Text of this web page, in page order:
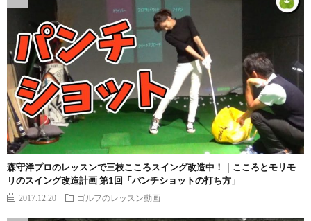
森守洋プロのレッスンで三枝こころスイング改造中！｜こころとモリモ
リのスイング改造計画 第1回「パンチショットの打ち方」
2017.12.20 ゴルフのレッスン動画